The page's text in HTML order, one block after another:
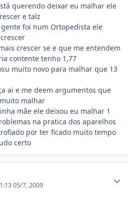
querendo deixar eu malhar ele
e talz
foi num Ortopedista ele
crescer se e que me entendem
contente tenho 1,77
muito novo para malhar que 13
ai e me deem argumentos que
malhar
mãe ele deixou eu malhar 1
na pratica dos aparelhos
por ter ficado muito tempo
certo
05/7, 2009